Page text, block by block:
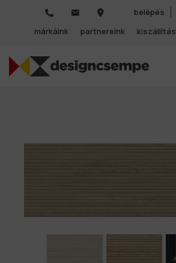
belépés
márkáink
partnereink kiszállítás